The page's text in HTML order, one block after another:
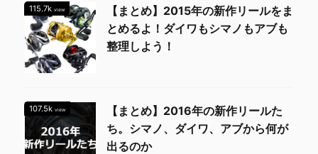
115.7k view
【まとめ】2015年の新作リールをま
とめるよ！ダイワもシマノもアブも
整理しよう！
107.5k view
【まとめ】2016年の新作リールた
ち。シマノ、ダイワ、アブから何が
出るのか